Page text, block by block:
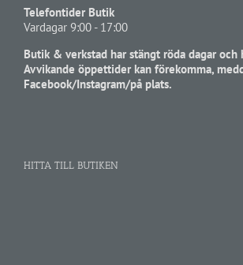
Telefontider Butik
Vardagar 9:00 - 17:00
Butik & verkstad har stängt röda dagar och
Avvikande öppettider kan förekomma,
Facebook/Instagram/på plats.
HITTA TILL BUTIKEN